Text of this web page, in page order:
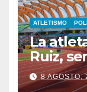
ATLETISMO
La
Ruiz,
4×400
8 AGOSTO,